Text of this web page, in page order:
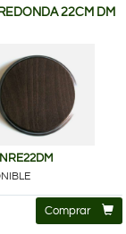
22CM DM
Comprar